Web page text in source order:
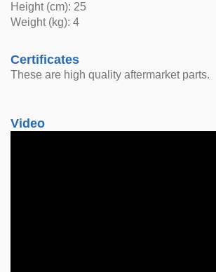
Height (cm): 25
Weight (kg): 4
Certificates
These are high quality aftermarket parts.
Video